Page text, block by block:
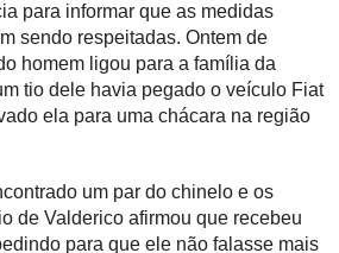
para informar que as medidas
sendo respeitadas. Ontem de
homem ligou para a família da
tio dele havia pegado o veículo Fiat
ela para uma chácara na região
um par do chinelo e os
de Valderico afirmou que recebeu
para que ele não falasse mais